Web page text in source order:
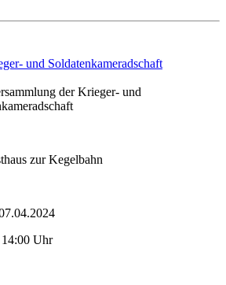
und Soldatenkameradschaft
der Krieger- und
zur Kegelbahn
Uhr